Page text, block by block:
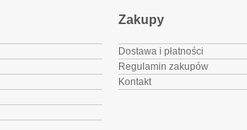
Zakupy
Dostawa i płatności
Regulamin zakupów
Kontakt